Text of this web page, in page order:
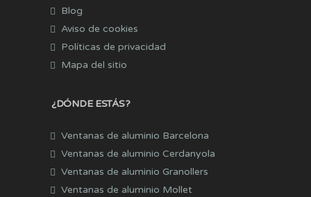
Blog
Aviso de cookies
Políticas de privacidad
Mapa del sitio
¿DÓNDE ESTÁS?
Ventanas de aluminio Barcelona
Ventanas de aluminio Cerdanyola
Ventanas de aluminio Granollers
Ventanas de aluminio Mollet